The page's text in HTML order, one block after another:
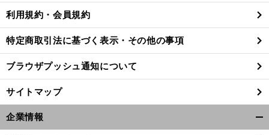
利用規約・会員規約
特定商取引法に基づく表示・その他の事項
ブラウザプッシュ通知について
サイトマップ
企業情報